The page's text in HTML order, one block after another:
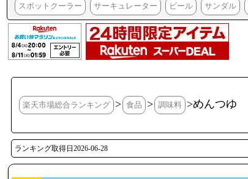
スポットクーラー サーキュレーター ビール サンダル
楽天市場総合ランキング > 食品 > 調味料 >めんつゆ
ランキング取得日2026-06-28